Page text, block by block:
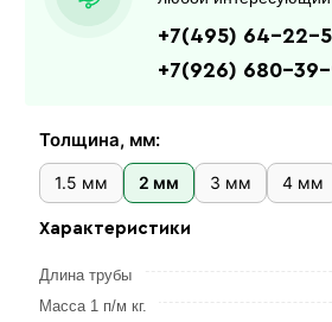
Толщина, мм:
1.5 мм 2 мм 3 мм 4 мм
Характеристики
Длина трубы
Масса 1 п/м кг.
+7(495) 64-22-
+7(926) 680-